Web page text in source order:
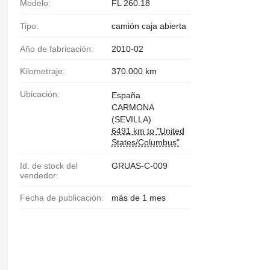
Modelo: FL 260.18
Tipo: camión caja abierta
Año de fabricación: 2010-02
Kilometraje: 370.000 km
Ubicación:
España
CARMONA
(SEVILLA)
6491 km to "United
States/Columbus"
Id. de stock del
vendedor:
GRUAS-C-009
Fecha de publicación: más de 1 mes